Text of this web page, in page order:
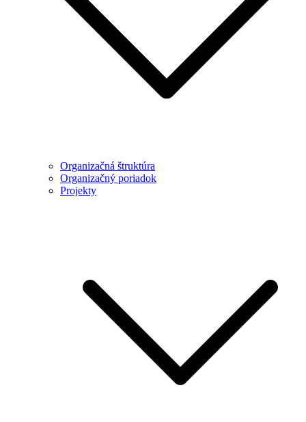
Organizačná štruktúra
Organizačný poriadok
Projekty